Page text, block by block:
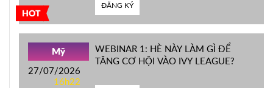
HOT
ĐĂNG KÝ
Mỹ
27/07/2026
16h22
WEBINAR 1: HÈ NÀY LÀM GÌ ĐỂ
TĂNG CƠ HỘI VÀO IVY LEAGUE?